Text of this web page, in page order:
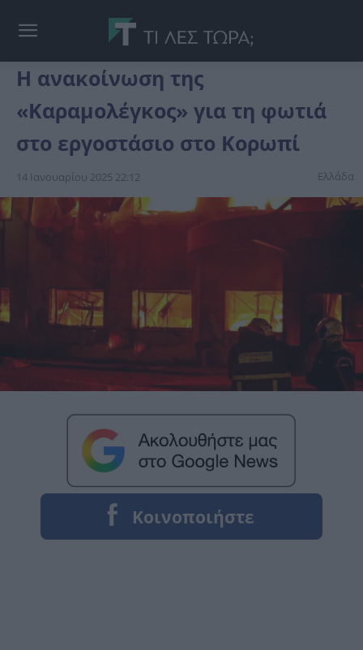
Η ανακοίνωση της
«Καραμολέγκος» για τη φωτιά
στο εργοστάσιο στο Κορωπί
14 Ιανουαρίου 2025 22:12 Ελλάδα